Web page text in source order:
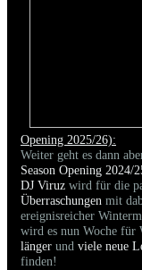
Opening 2025/26):
Weiter geht es dann
Season Opening 2024/
DJ Viruz wird für die
Überraschungen mit
ereignisreicher
wird es nun Woche für
länger und viele neue
finden!